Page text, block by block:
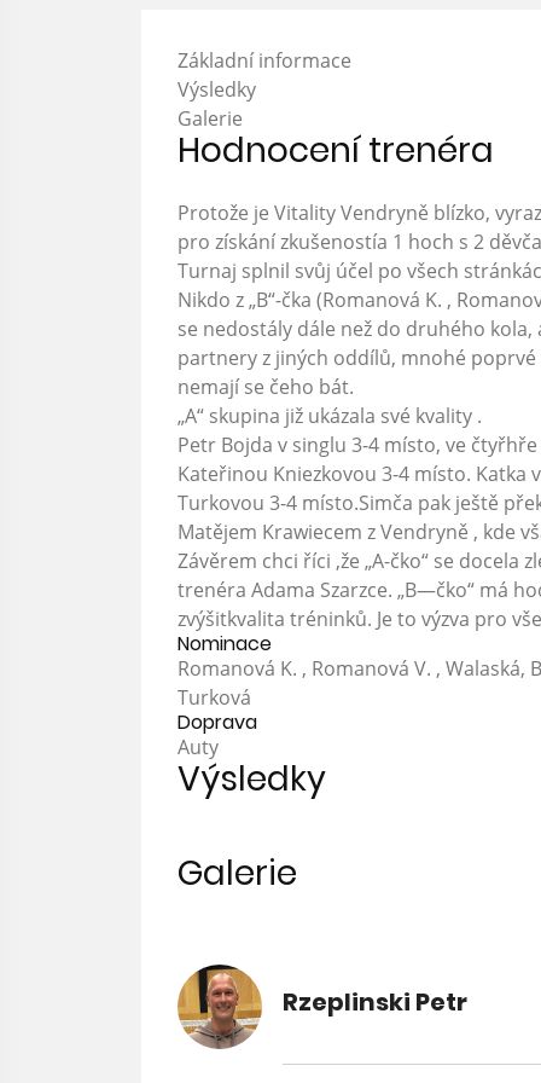
Základní informace
Výsledky
Galerie
Hodnocení trenéra
Protože je Vitality Vendryně blízko,
pro získání zkušenostía 1 hoch s 2
Turnaj splnil svůj účel po všech
Nikdo z „B“-čka (Romanová K. ,
se nedostály dále než do druhého
partnery z jiných oddílů, mnohé poprvé
nemají se čeho bát.
„A“ skupina již ukázala své kvality .
Petr Bojda v singlu 3-4 místo, ve
Kateřinou Kniezkovou 3-4 místo. Katka
Turkovou 3-4 místo.Simča pak ještě
Matějem Krawiecem z Vendryně , kde
Závěrem chci říci ,že „A-čko“ se
trenéra Adama Szarzce. „B—čko“ má
zvýšitkvalita tréninků. Je to výzva pro
Nominace
Romanová K. , Romanová V. ,
Turková
Doprava
Auty
Výsledky
Galerie
Rzeplinski Petr